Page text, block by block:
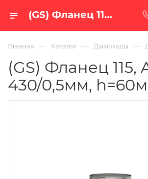
(GS) Фланец 115, AISI 430/0,5мм, h=60мм — купить в Екатеринбурге по цене 418 руб. в интернет-магазине «100 печей.ру»
Главная — Каталог — Дымоходы —
(GS) Фланец 115,
430/0,5мм,